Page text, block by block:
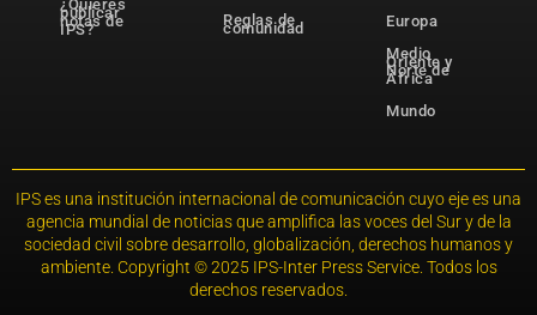
¿Quieres
publicar
notas de
IPS?
Reglas de
comunidad
Europa
Medio
Oriente y
Norte de
África
Mundo
IPS es una institución internacional de comunicación cuyo eje es una
agencia mundial de noticias que amplifica las voces del Sur y de la
sociedad civil sobre desarrollo, globalización, derechos humanos y
ambiente. Copyright © 2025 IPS-Inter Press Service. Todos los
derechos reservados.